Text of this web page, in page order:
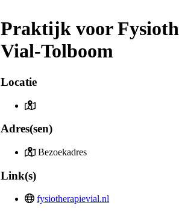
Praktijk voor
Vial-Tolboom
Locatie
Adres(sen)
Bezoekadres
Link(s)
fysiotherapievial.nl